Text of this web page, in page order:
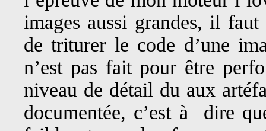
images aussi grandes, il
de triturer le code d’une
n’est pas fait pour être
niveau de détail du aux
documentée, c’est à dire